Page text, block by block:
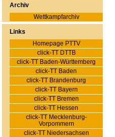
Archiv
Wettkampfarchiv
Links
Homepage PTTV
click-TT DTTB
click-TT Baden-Württemberg
click-TT Baden
click-TT Brandenburg
click-TT Bayern
click-TT Bremen
click-TT Hessen
click-TT Mecklenburg-
Vorpommern
click-TT Niedersachsen